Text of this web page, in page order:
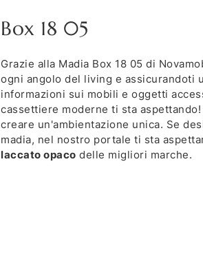
Box 18 05
Grazie alla Madia Box 18 05 di
ogni angolo del living e assicurandoti
informazioni sui mobili e oggetti
cassettiere moderne ti sta
creare un'ambientazione unica. Se
madia, nel nostro portale ti sta
laccato opaco delle migliori marche.